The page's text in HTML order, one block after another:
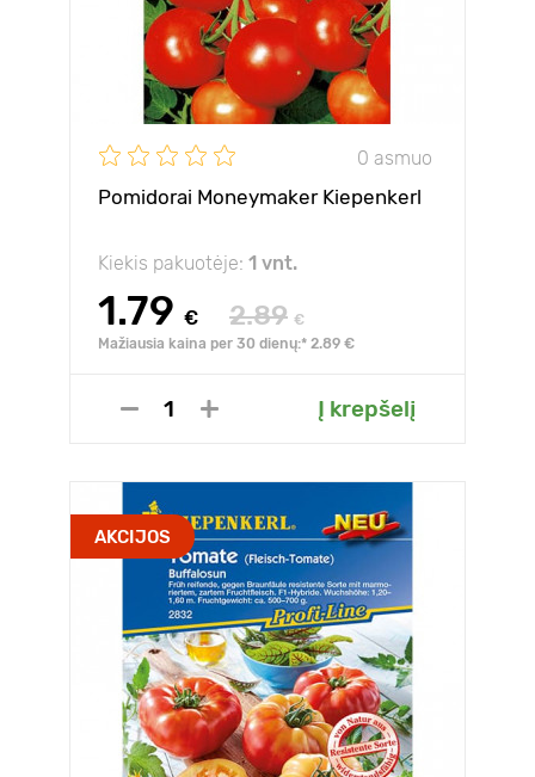
0 asmuo
Pomidorai Moneymaker Kiepenkerl
Kiekis pakuotėje: 1 vnt.
1.79 € 2.89 €
Mažiausia kaina per 30 dienų:* 2.89 €
Į krepšelį
AKCIJOS